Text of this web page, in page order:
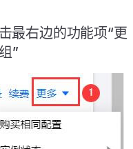
最右边的功能项“更
”